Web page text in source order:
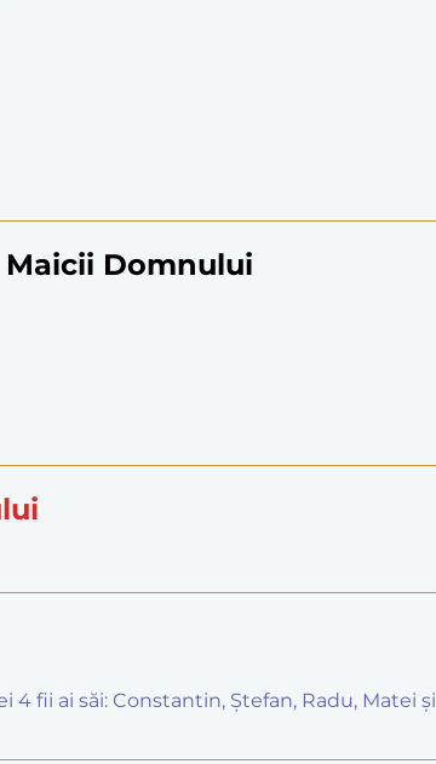
Domnului
4 fii ai săi: Constantin, Ştefan, Radu, Matei şi